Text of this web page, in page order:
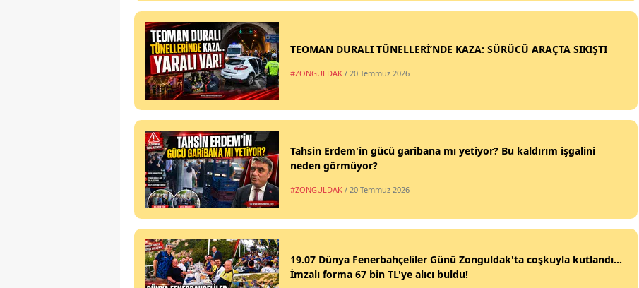
TEOMAN DURALI TÜNELLERİ’NDE KAZA: SÜRÜCÜ ARAÇTA SIKIŞTI
#ZONGULDAK / 20 Temmuz 2026
Tahsin Erdem'in gücü garibana mı yetiyor? Bu kaldırım işgalini
neden görmüyor?
#ZONGULDAK / 20 Temmuz 2026
19.07 Dünya Fenerbahçeliler Günü Zonguldak'ta coşkuyla kutlandı...
İmzalı forma 67 bin TL'ye alıcı buldu!